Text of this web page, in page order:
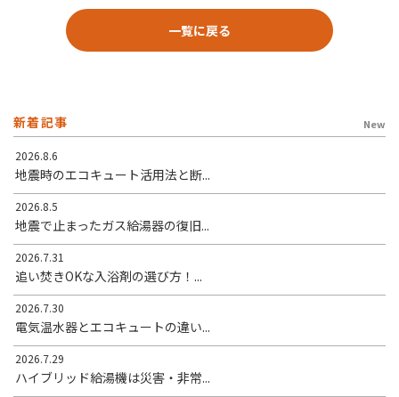
一覧に戻る
新着記事 New
2026.8.6
地震時のエコキュート活用法と断...
2026.8.5
地震で止まったガス給湯器の復旧...
2026.7.31
追い焚きOKな入浴剤の選び方！...
2026.7.30
電気温水器とエコキュートの違い...
2026.7.29
ハイブリッド給湯機は災害・非常...